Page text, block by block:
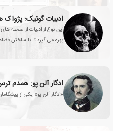
ادبیات گوتیک:
این نوع از ادبیات از صحنه
بهره می گیرد تا با ساختن
ادگار آلن پو: همدم
«ادگار آلن پو» یکی از